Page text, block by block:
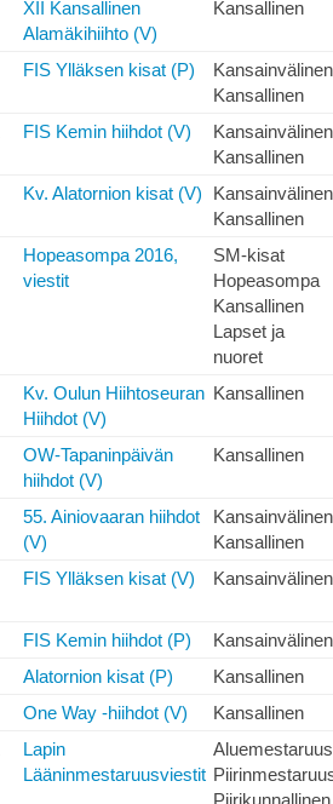
XII Kansallinen
Alamäkihiihto (V)
Kansallinen
FIS Ylläksen kisat (P)
Kansainvälinen
Kansallinen
FIS Kemin hiihdot (V)
Kansainvälinen
Kansallinen
Kv. Alatornion kisat (V)
Kansainvälinen
Kansallinen
Hopeasompa 2016,
viestit
SM-kisat
Hopeasompa
Kansallinen
Lapset ja
nuoret
Kv. Oulun Hiihtoseuran
Hiihdot (V)
Kansallinen
OW-Tapaninpäivän
hiihdot (V)
Kansallinen
55. Ainiovaaran hiihdot
(V)
Kansainvälinen
Kansallinen
FIS Ylläksen kisat (V) Kansainvälinen
FIS Kemin hiihdot (P)
Kansainvälinen
Alatornion kisat (P)
Kansallinen
One Way -hiihdot (V)
Kansallinen
Lapin
Lääninmestaruusviestit
Aluemestaruus